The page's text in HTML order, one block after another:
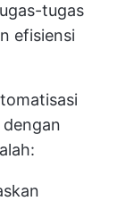
tugas
efisiensi